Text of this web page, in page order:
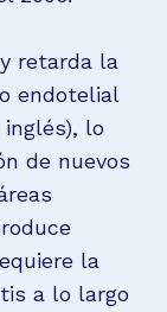
retarda la
endotelial
lo
de nuevos
la
a lo largo